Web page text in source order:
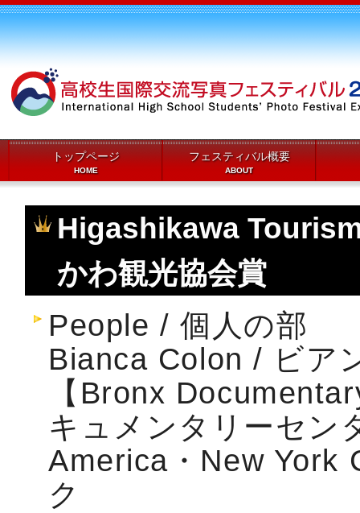
トップページ
HOME
フェスティバル概要
ABOUT
Higashikawa
かわ観光協会賞
People / 個人の部
Bianca Colon / ビア
【Bronx
キュメンタリーセン
America・New York
ク